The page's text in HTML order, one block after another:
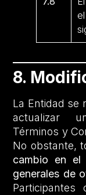
8.
La Entidad se
actualizar
Términos y
No obstante,
cambio en el
generales de